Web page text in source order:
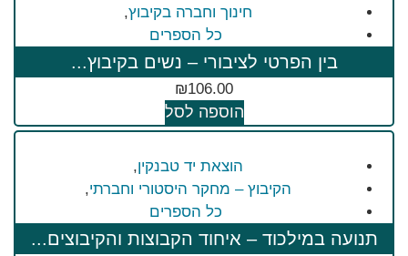
חינוך וחברה בקיבוץ,
כל הספרים
בין הפרטי לציבורי – נשים בקיבוץ...
₪106.00
הוספה לסל
הוצאת יד טבנקין,
הקיבוץ – מחקר היסטורי וחברתי,
כל הספרים
תנועה במילכוד – איחוד הקבוצות והקיבוצים...